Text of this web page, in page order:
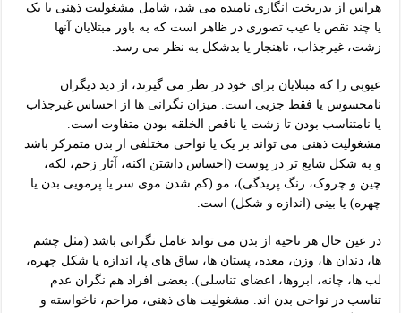
هراس از بدریخت انگاری نامیده می شد، شامل مشغولیت ذهنی با یک
یا چند نقص یا عیب تصوری در ظاهر است که به باور مبتلایان آنها
زشت، غیرجذاب، ناهنجار یا بدشکل به نظر می رسد.
عیوبی را که مبتلایان برای خود در نظر می گیرند، از دید دیگران
نامحسوس یا فقط جزیی است. میزان نگرانی ها از احساس غیرجذاب
یا نامتناسب بودن تا زشت یا ناقص الخلقه بودن متفاوت است.
مشغولیت ذهنی می تواند بر یک یا نواحی مختلفی از بدن متمرکز باشد
و به شکل شایع تر در پوست (احساس داشتن اکنه، آثار زخم، لکه،
چین و چروک، رنگ پریدگی)، مو (کم شدن موی سر یا پرمویی بدن یا
چهره) یا بینی (اندازه و شکل) است.
در عین حال هر ناحیه از بدن می تواند عامل نگرانی باشد (مثل چشم
ها، دندان ها، وزن، معده، پستان ها، ساق های پا، اندازه یا شکل چهره،
لب ها، چانه، ابروها، اعضای تناسلی). بعضی افراد هم نگران عدم
تناسب در نواحی بدن اند. مشغولیت های ذهنی، مزاحم، ناخواسته و